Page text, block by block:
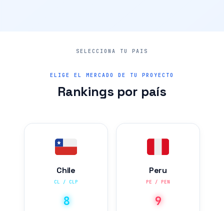
ELIGE EL MERCADO DE TU PROYECTO
Rankings por país
Chile
CL / CLP
8
Peru
PE / PEN
9